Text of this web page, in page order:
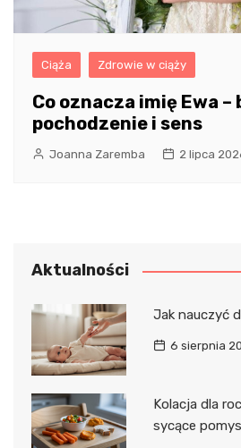
Ciąża Zdrowie w ciąży
Co oznacza imię Ewa
pochodzenie i sens
Joanna Zaremba 2 lipca
Aktualności
Jak nauczyć
6 sierpnia
Kolacja dla
sycące